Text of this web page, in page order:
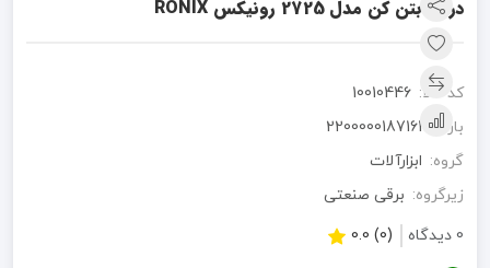
دریل بتن کن مدل 2725 رونیکس RONIX
کد کالا: 10010446
بارکد: 2200000187161
گروه: ابزارآلات
زیرگروه: برقی صنعتی
0 دیدگاه
(0) 0.0